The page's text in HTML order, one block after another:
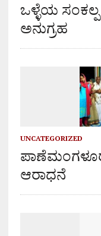
ಒಳ್ಳೆಯ
ಅನುಗ್ರಹ
UNCATEGORIZED
ಆರಾಧನೆ